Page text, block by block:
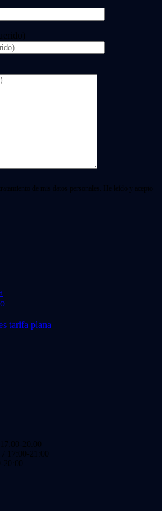
de mis datos personales. He leído y acepto
tarifa plana
20:00
17:00-21:00